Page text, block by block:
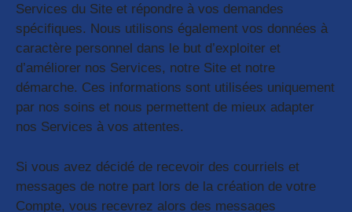
Services du Site et répondre à vos demandes
spécifiques. Nous utilisons également vos données à
caractère personnel dans le but d’exploiter et
d’améliorer nos Services, notre Site et notre
démarche. Ces informations sont utilisées uniquement
par nos soins et nous permettent de mieux adapter
nos Services à vos attentes.
Si vous avez décidé de recevoir des courriels et
messages de notre part lors de la création de votre
Compte, vous recevrez alors des messages